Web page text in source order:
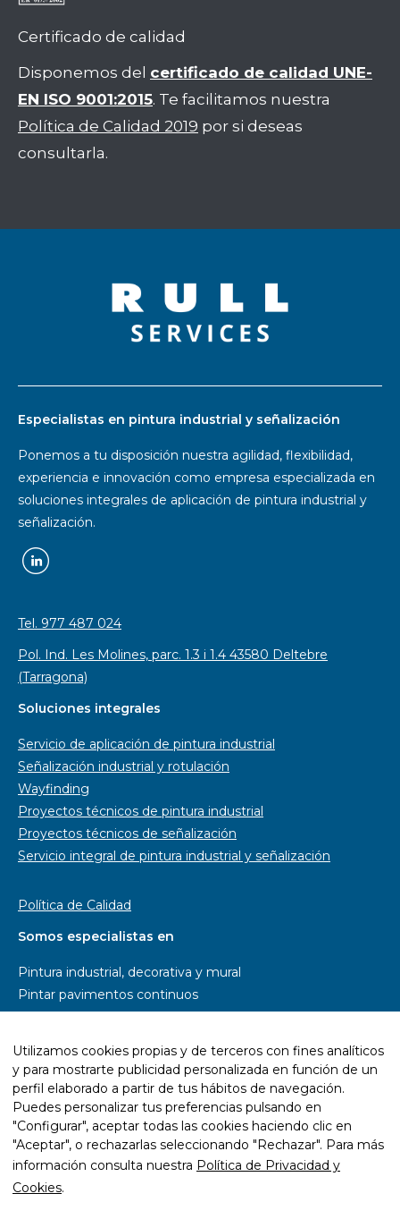
Certificado de calidad
Disponemos del certificado de calidad UNE-
EN ISO 9001:2015. Te facilitamos nuestra
Política de Calidad 2019 por si deseas
consultarla.
Especialistas en pintura industrial y señalización
Ponemos a tu disposición nuestra agilidad, flexibilidad,
experiencia e innovación como empresa especializada en
soluciones integrales de aplicación de pintura industrial y
señalización.
Tel. 977 487 024
Pol. Ind. Les Molines, parc. 1.3 i 1.4 43580 Deltebre
(Tarragona)
Soluciones integrales
Servicio de aplicación de pintura industrial
Señalización industrial y rotulación
Wayfinding
Proyectos técnicos de pintura industrial
Proyectos técnicos de señalización
Servicio integral de pintura industrial y señalización
Política de Calidad
Somos especialistas en
Pintura industrial, decorativa y mural
Pintar pavimentos continuos
Pintar parkings
Pintar pistas deportivas
Señalética y rotulación
Diseño wayfinding
Trabajos con resina epoxi
Trabajos con pintura ecológica
Mantenimiento y rehabilitación de infraestructuras
Utilizamos cookies propias y de terceros con fines analíticos
y para mostrarte publicidad personalizada en función de un
perfil elaborado a partir de tus hábitos de navegación.
Puedes personalizar tus preferencias pulsando en
"Configurar", aceptar todas las cookies haciendo clic en
"Aceptar", o rechazarlas seleccionando "Rechazar". Para más
información consulta nuestra Política de Privacidad y
Cookies.